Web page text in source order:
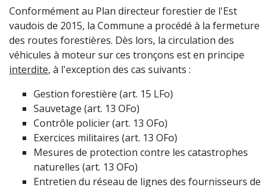
Conformément au Plan directeur forestier de l'Est
vaudois de 2015, la Commune a procédé à la fermeture
des routes forestières. Dès lors, la circulation des
véhicules à moteur sur ces tronçons est en principe
interdite, à l'exception des cas suivants :
Gestion forestière (art. 15 LFo)
Sauvetage (art. 13 OFo)
Contrôle policier (art. 13 OFo)
Exercices militaires (art. 13 OFo)
Mesures de protection contre les catastrophes
naturelles (art. 13 OFo)
Entretien du réseau de lignes des fournisseurs de